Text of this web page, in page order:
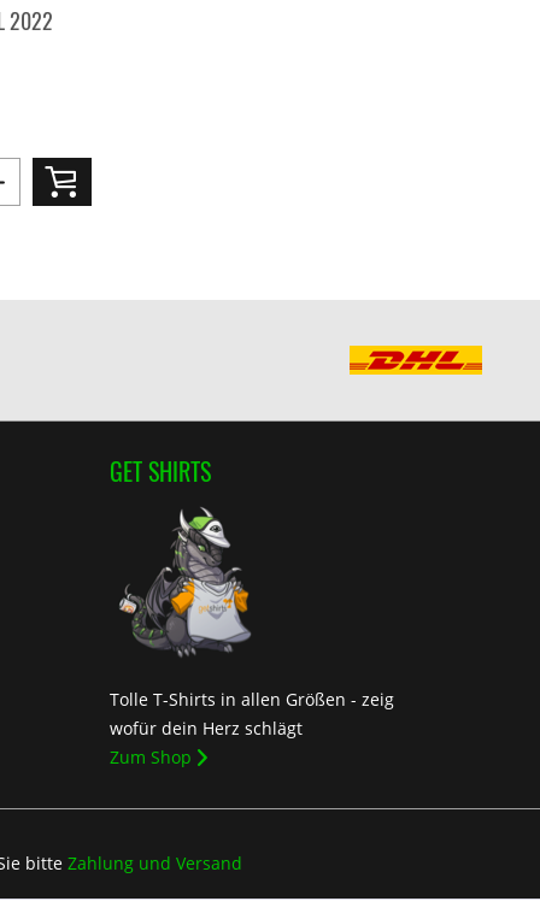
2022
GET SHIRTS
Tolle T-Shirts in allen Größen - zeig
wofür dein Herz schlägt
Zum Shop
bitte Zahlung und Versand